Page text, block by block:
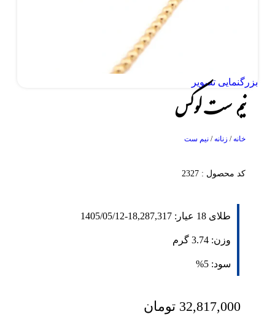
بزرگنمایی تصویر
نیم ست لوکس
خانه/ زنانه/ نیم ست
کد محصول : 2327
طلای 18 عیار: 18,287,317
-
1405/05/12
وزن: 3.74 گرم
سود: 5%
32,817,000 تومان